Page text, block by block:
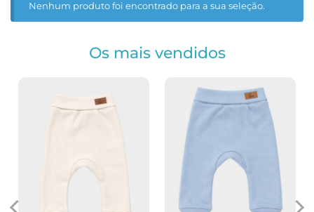
Nenhum produto foi encontrado para a sua seleção.
Os mais vendidos